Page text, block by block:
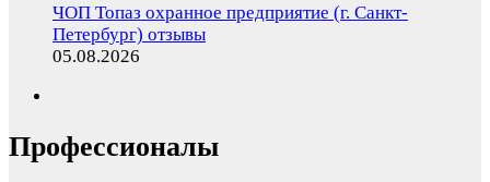
ЧОП Топаз охранное предприятие (г. Санкт-
Петербург) отзывы
05.08.2026
Профессионалы